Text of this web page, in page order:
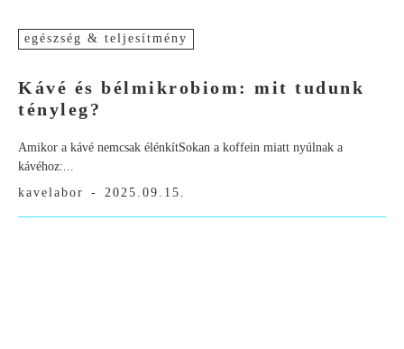
egészség & teljesítmény
Kávé és bélmikrobiom: mit tudunk
tényleg?
Amikor a kávé nemcsak élénkítSokan a koffein miatt nyúlnak a
kávéhoz:...
kavelabor
- 2025.09.15.